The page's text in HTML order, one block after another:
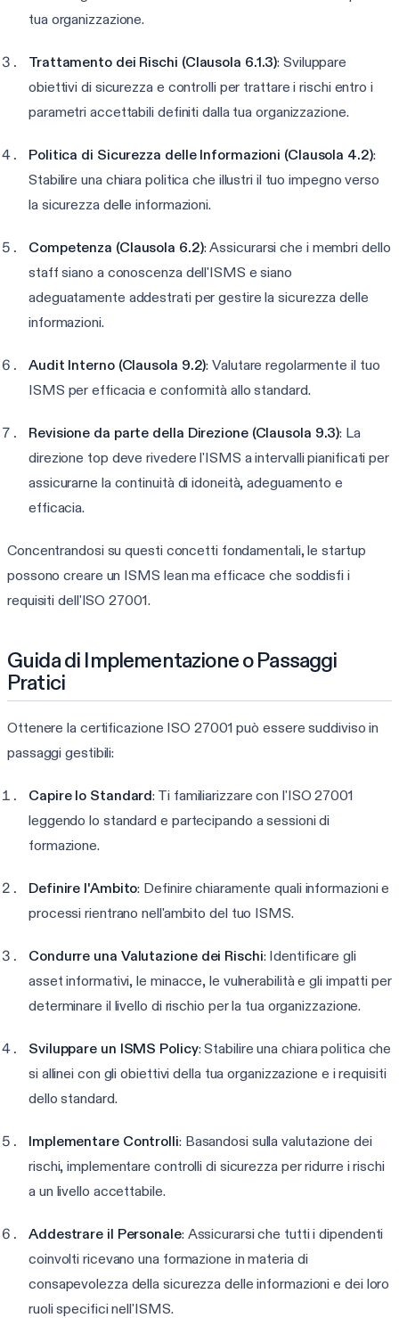
tua organizzazione.
Trattamento dei Rischi (Clausola 6.1.3): Sviluppare
obiettivi di sicurezza e controlli per trattare i rischi entro i
parametri accettabili definiti dalla tua organizzazione.
Politica di Sicurezza delle Informazioni (Clausola 4.2):
Stabilire una chiara politica che illustri il tuo impegno verso
la sicurezza delle informazioni.
Competenza (Clausola 6.2): Assicurarsi che i membri dello
staff siano a conoscenza dell'ISMS e siano
adeguatamente addestrati per gestire la sicurezza delle
informazioni.
Audit Interno (Clausola 9.2): Valutare regolarmente il tuo
ISMS per efficacia e conformità allo standard.
Revisione da parte della Direzione (Clausola 9.3): La
direzione top deve rivedere l'ISMS a intervalli pianificati per
assicurarne la continuità di idoneità, adeguamento e
efficacia.
Concentrandosi su questi concetti fondamentali, le startup
possono creare un ISMS lean ma efficace che soddisfi i
requisiti dell'ISO 27001.
Guida di Implementazione o Passaggi
Pratici
Ottenere la certificazione ISO 27001 può essere suddiviso in
passaggi gestibili:
Capire lo Standard: Ti familiarizzare con l'ISO 27001
leggendo lo standard e partecipando a sessioni di
formazione.
Definire l'Ambito: Definire chiaramente quali informazioni e
processi rientrano nell'ambito del tuo ISMS.
Condurre una Valutazione dei Rischi: Identificare gli
asset informativi, le minacce, le vulnerabilità e gli impatti per
determinare il livello di rischio per la tua organizzazione.
Sviluppare un ISMS Policy: Stabilire una chiara politica che
si allinei con gli obiettivi della tua organizzazione e i requisiti
dello standard.
Implementare Controlli: Basandosi sulla valutazione dei
rischi, implementare controlli di sicurezza per ridurre i rischi
a un livello accettabile.
Addestrare il Personale: Assicurarsi che tutti i dipendenti
coinvolti ricevano una formazione in materia di
consapevolezza della sicurezza delle informazioni e dei loro
ruoli specifici nell'ISMS.